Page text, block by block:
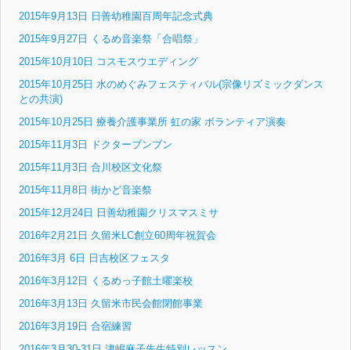
2015年9月13日 日善幼稚園百周年記念式典
2015年9月27日 くるめ音楽祭「合唱祭」
2015年10月10日 コスモスウエディング
2015年10月25日 水のめぐみフェスティバル(宗像リズミックダンス
との共演)
2015年10月25日 療養介護事業所 虹の家 ボランティア演奏
2015年11月3日 ドクターブンブン
2015年11月3日 合川校区文化祭
2015年11月8日 街かど音楽祭
2015年12月24日 日善幼稚園クリスマスミサ
2016年2月21日 久留米LC創立60周年祝賀会
2016年3月 6日 日吉校区フェスタ
2016年3月12日 くるめっ子館土曜楽校
2016年3月13日 久留米市民会館閉館事業
2016年3月19日 合宿練習